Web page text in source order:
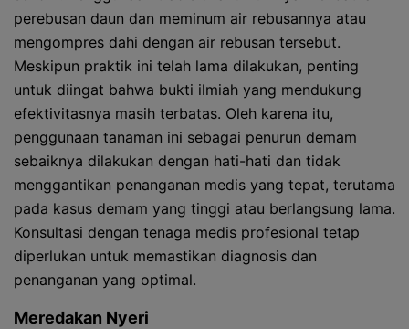
perebusan daun dan meminum air rebusannya atau
mengompres dahi dengan air rebusan tersebut.
Meskipun praktik ini telah lama dilakukan, penting
untuk diingat bahwa bukti ilmiah yang mendukung
efektivitasnya masih terbatas. Oleh karena itu,
penggunaan tanaman ini sebagai penurun demam
sebaiknya dilakukan dengan hati-hati dan tidak
menggantikan penanganan medis yang tepat, terutama
pada kasus demam yang tinggi atau berlangsung lama.
Konsultasi dengan tenaga medis profesional tetap
diperlukan untuk memastikan diagnosis dan
penanganan yang optimal.
Meredakan Nyeri